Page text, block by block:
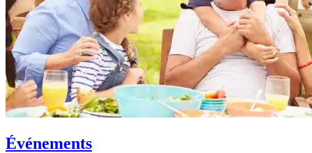
Événements